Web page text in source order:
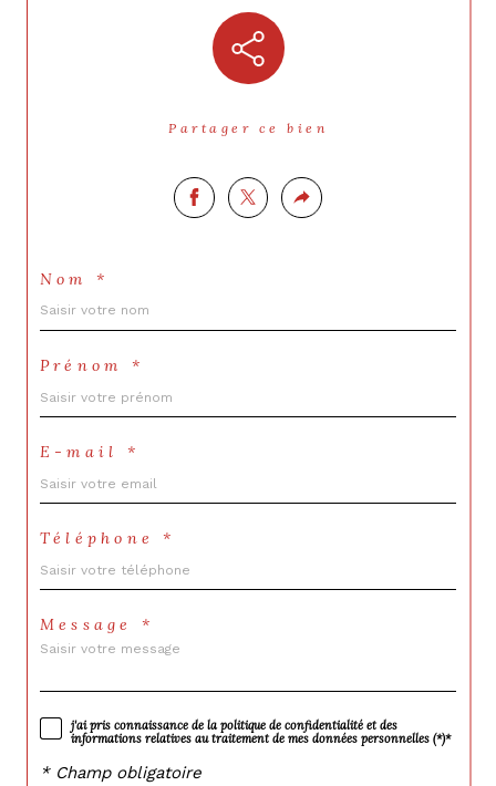
Partager ce bien
Nom *
Prénom *
E-mail *
Téléphone *
Message *
j'ai pris connaissance de la politique de confidentialité et des
informations relatives au traitement de mes données personnelles (*)*
* Champ obligatoire